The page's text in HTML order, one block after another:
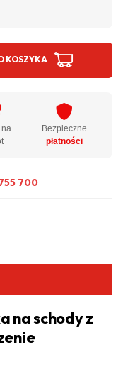
KOSZYKA
Bezpieczne
płatności
700
na schody z